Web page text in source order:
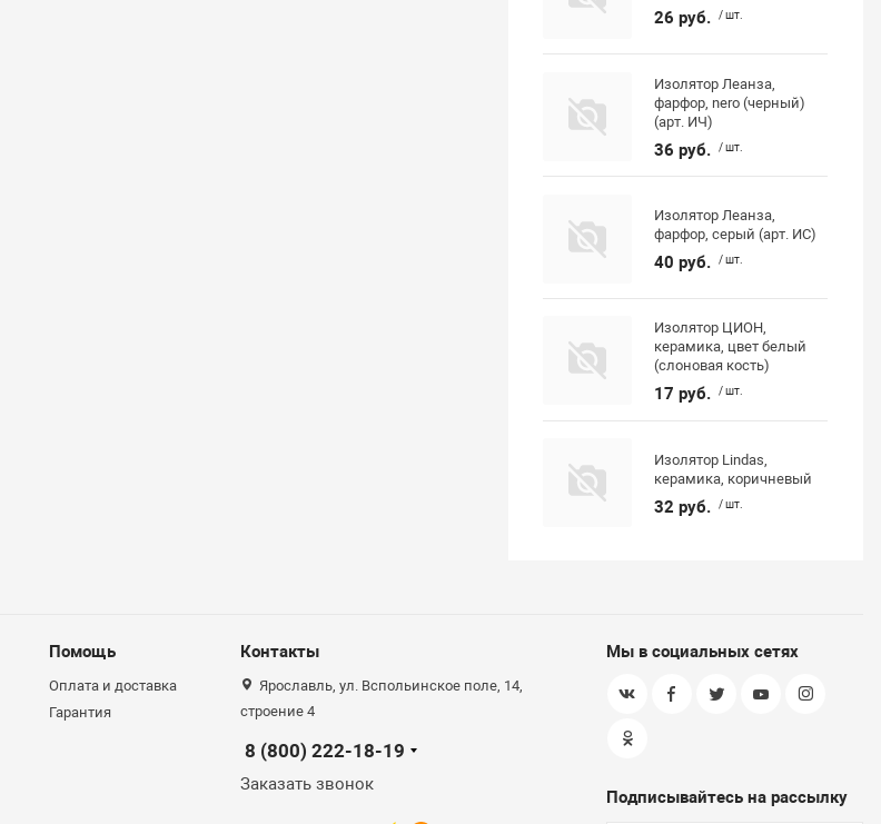
26 руб. / шт.
Изолятор Леанза,
фарфор, nero (черный)
(арт. ИЧ)
36 руб. / шт.
Изолятор Леанза,
фарфор, серый (арт. ИС)
40 руб. / шт.
Изолятор ЦИОН,
керамика, цвет белый
(слоновая кость)
17 руб. / шт.
Изолятор Lindas,
керамика, коричневый
32 руб. / шт.
Помощь
Оплата и доставка
Гарантия
Контакты
Ярославль, ул. Вспольинское поле, 14,
строение 4
8 (800) 222-18-19
Заказать звонок
Мы в социальных сетях
Подписывайтесь на рассылку